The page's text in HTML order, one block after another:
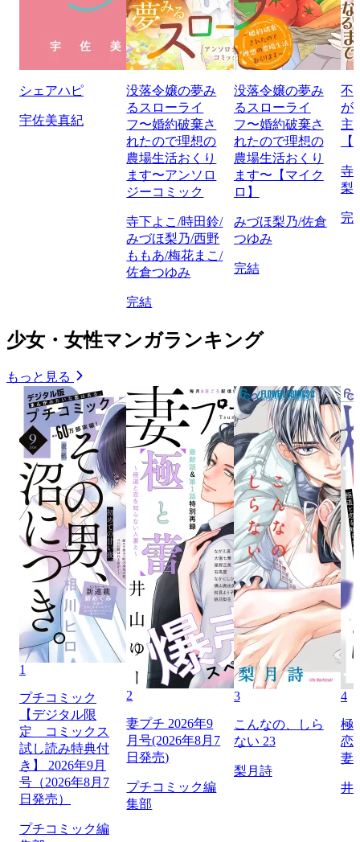
シェアハピ
宇佐美真紀
没落令嬢の夢み
るスローライ
フ〜婚約破棄さ
れたので理想の
農場生活おくり
ます〜アンソロ
ジーコミック
寺下よこ/時田鈴/
みづほ梨乃/西野
ももあ/梅花まこ/
佐倉つゆみ
完結
没落令嬢の夢み
るスローライ
フ〜婚約破棄さ
れたので理想の
農場生活おくり
ます〜【マイク
ロ】
みづほ梨乃/佐倉
つゆみ
完結
不
が
主
寺
梨
完
少女・女性マンガランキング
もっと見る
1
プチコミック
【デジタル限
定 コミックス
試し読み特典付
き】 2026年9月
号（2026年8月7
日発売）
プチコミック編
2
妻プチ 2026年9
月号(2026年8月7
日発売)
プチコミック編
集部
3
こんなの、しら
ない 23
梨月詩
4
極
恋
妻
井